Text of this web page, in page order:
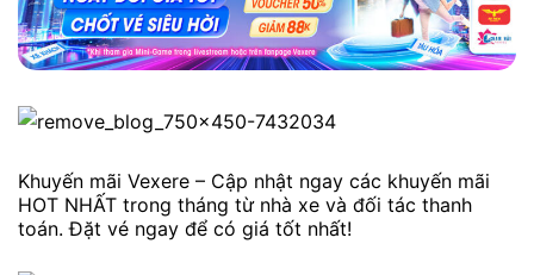
Khuyến mãi Vexere – Cập nhật ngay các khuyến mãi
HOT NHẤT trong tháng từ nhà xe và đối tác thanh
toán. Đặt vé ngay để có giá tốt nhất!